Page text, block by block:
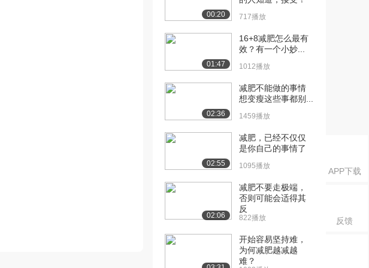
APP下载
反馈
00:20 717播放
01:47
16+8减肥怎么最有
效？有一个小妙...
1012播放
02:36
减肥不能做的事情
想变瘦这些事都别...
1459播放
02:55
减肥，已经不仅仅
是你自己的事情了
1095播放
02:06
减肥不要走极端，
否则可能会适得其
反
822播放
开始容易坚持难，
为何减肥越减越
难？